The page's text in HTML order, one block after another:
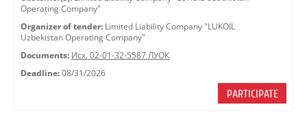
Operating Company"
Organizer of tender: Limited Liability Company "LUKOIL
Uzbekistan Operating Company"
Documents: Исх. 02-01-32-5587 ЛУОК
Deadline: 08/31/2026
PARTICIPATE